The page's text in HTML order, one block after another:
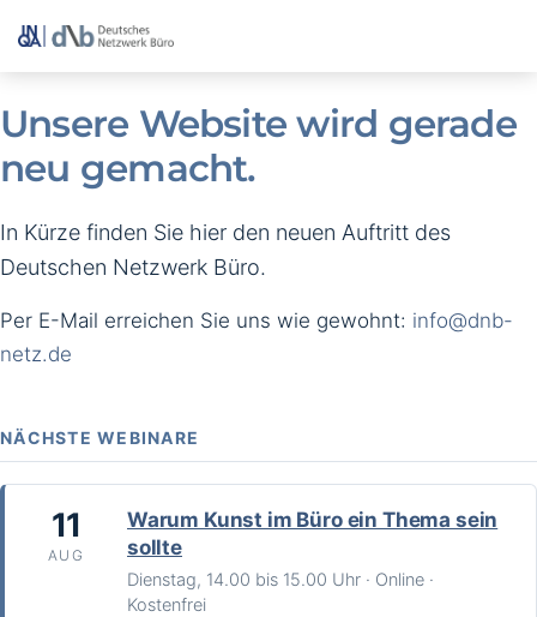
Unsere Website wird gerade
neu gemacht.
In Kürze finden Sie hier den neuen Auftritt des
Deutschen Netzwerk Büro.
Per E-Mail erreichen Sie uns wie gewohnt: info@dnb-
netz.de
NÄCHSTE WEBINARE
11
AUG
Warum Kunst im Büro ein Thema sein
sollte
Dienstag, 14.00 bis 15.00 Uhr · Online ·
Kostenfrei